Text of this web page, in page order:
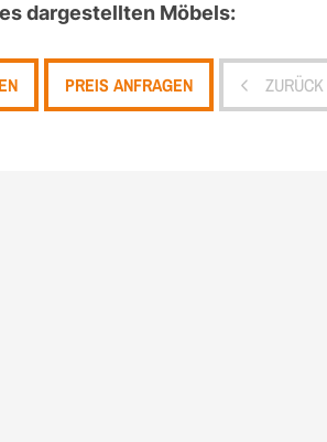
dargestellten Möbels:
PREIS ANFRAGEN ZURÜCK